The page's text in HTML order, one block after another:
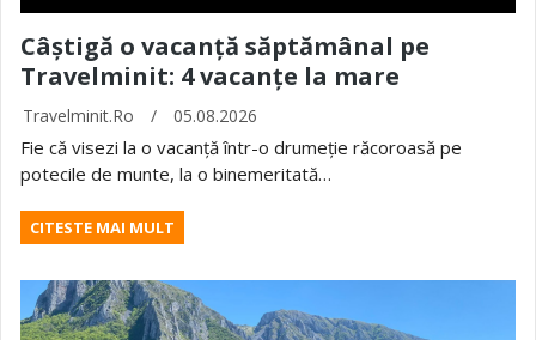
Câștigă o vacanță săptămânal pe
Travelminit: 4 vacanțe la mare
Travelminit.ro / 05.08.2026
Fie că visezi la o vacanță într-o drumeție răcoroasă pe
potecile de munte, la o binemeritată…
CITESTE MAI MULT